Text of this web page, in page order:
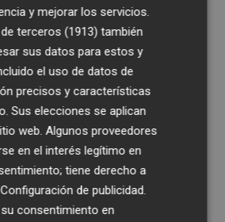
y mejorar los servicios.
terceros (1913) también
sus datos para estos y
el uso de datos de
precisos y características
Sus elecciones se aplican
web. Algunos proveedores
en el interés legítimo en
tiene derecho a
Configuración de publicidad.
consentimiento en